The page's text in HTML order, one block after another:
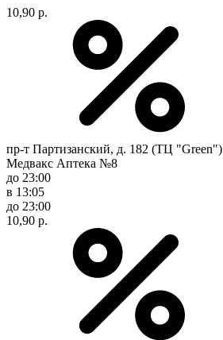
10,90 р.
пр-т Партизанский, д. 182 (ТЦ "Green")
Медвакс Аптека №8
до 23:00
в 13:05
до 23:00
10,90 р.